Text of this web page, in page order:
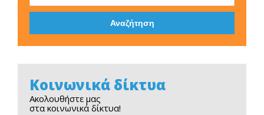
Κοινωνικά δίκτυα
Ακολουθήστε μας
στα κοινωνικά δίκτυα!